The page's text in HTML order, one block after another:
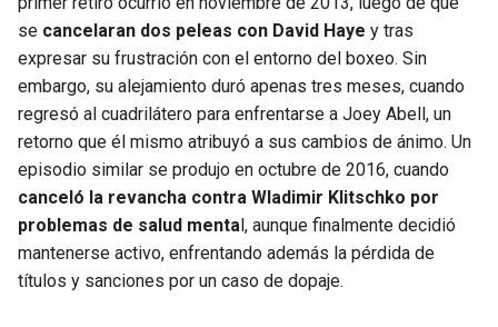
se cancelaran dos peleas con David Haye y tras
expresar su frustración con el entorno del boxeo. Sin
embargo, su alejamiento duró apenas tres meses, cuando
regresó al cuadrilátero para enfrentarse a Joey Abell, un
retorno que él mismo atribuyó a sus cambios de ánimo. Un
episodio similar se produjo en octubre de 2016, cuando
canceló la revancha contra Wladimir Klitschko por
problemas de salud menta l, aunque finalmente decidió
mantenerse activo, enfrentando además la pérdida de
títulos y sanciones por un caso de dopaje.